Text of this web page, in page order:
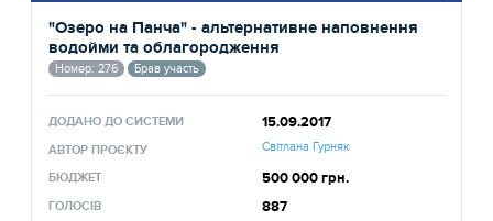
"Озеро на Панча" - альтернативне наповнення
водойми та облагородження
Номер: 276 Брав участь
ДОДАНО ДО СИСТЕМИ 15.09.2017
АВТОР ПРОЄКТУ Світлана Гурняк
БЮДЖЕТ 500 000 грн.
ГОЛОСІВ 887